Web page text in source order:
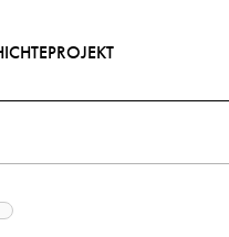
PROJEKT